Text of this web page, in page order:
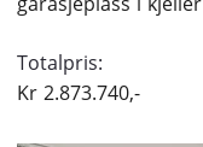
Totalpris:
Kr 2.873.740,-